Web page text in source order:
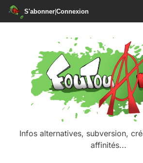
S'abonner|Connexion
Infos alternatives, subversion,
affinités...